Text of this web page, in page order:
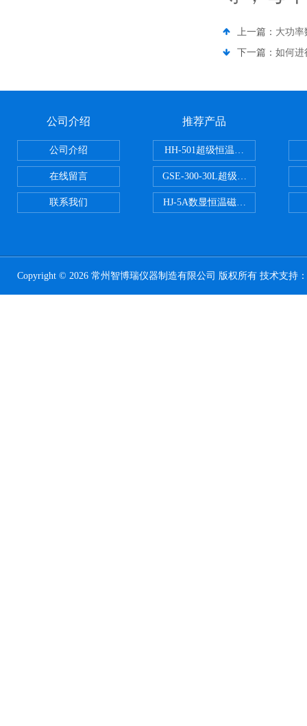
上一篇： 大功率
下一篇： 如何进
公司介绍
公司介绍
在线留言
联系我们
推荐产品
HH-501超级恒温水浴
GSE-300-30L超级循环恒温油浴锅
HJ-5A数显恒温磁力搅拌器
Copyright © 2026 常州智博瑞仪器制造有限公司 版权所有 技术支持：